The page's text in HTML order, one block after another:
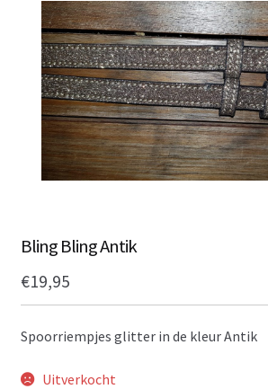
Bling Bling Antik
€19,95
Spoorriempjes glitter in de kleur Antik
Uitverkocht